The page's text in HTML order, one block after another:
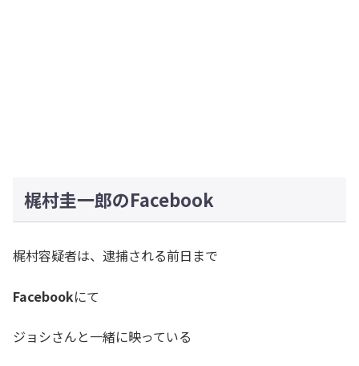
梶村圭一郎のFacebook
梶村容疑者は、逮捕される前日まで
Facebookにて
ジョシさんと一緒に映っている